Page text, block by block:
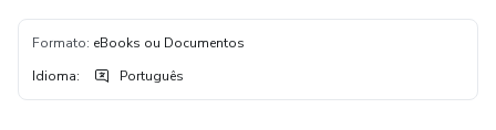
Formato: eBooks ou Documentos
Idioma: Português